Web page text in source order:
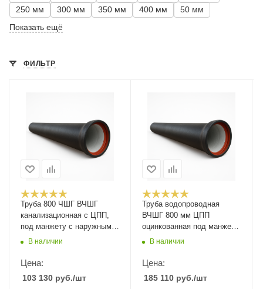
250 мм
300 мм 350 мм 400 мм
50 мм
Показать ещё
ФИЛЬТР
Труба 800 ЧШГ ВЧШГ
канализационная с ЦПП,
под манжету с наружным
цинковым покрытием, тип
В наличии
Цена:
103 130 руб./шт
Труба водопроводная
ВЧШГ 800 мм ЦПП
оцинкованная под манжету
соединение RJ VRS
В наличии
Цена:
185 110 руб./шт